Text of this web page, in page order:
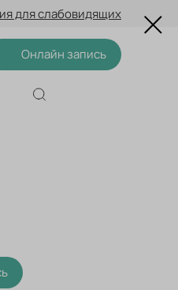
для слабовидящих
Онлайн запись